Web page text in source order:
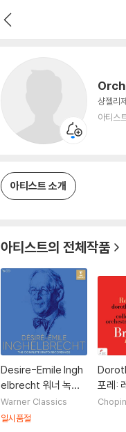
샹젤리
아티스
아티스트 소개
아티스트의 전체작품
Desire-Emile Ingh
elbrecht 워너 녹음
전집 (The Complet
e Erato Recording
Warner Classics
일시품절
포레:
스: 매